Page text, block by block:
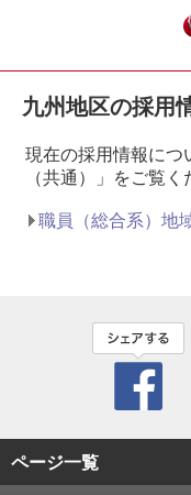
九州地区の採用
現在の採用情報につ
（共通）」をご覧く
職員（総合系）地
ページ一覧